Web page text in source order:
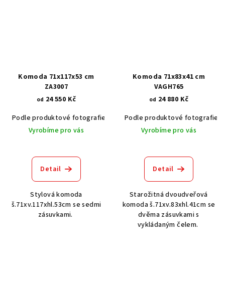
Komoda 71x117x53 cm
ZA3007
od 24 550 Kč
Podle produktové fotografie
Akát vintage BT1551
Dub světlý
Vyrobíme pro vás
Detail
Stylová komoda
š.71xv.117xhl.53cm se sedmi
zásuvkami.
Komoda 71x83x41 cm
VAGH765
od 24 880 Kč
Podle produktové fotografie
Vyrobíme pro vás
Detail
Starožitná dvoudveřová
komoda š.71xv.83xhl.41cm se
dvěma zásuvkami s
vykládaným čelem.